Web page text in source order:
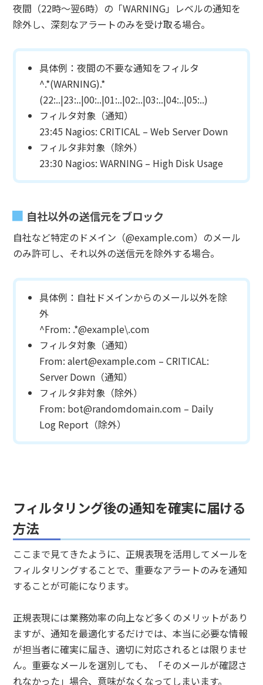
夜間（22時～翌6時）の「WARNING」レベルの通知を
除外し、深刻なアラートのみを受け取る場合。
具体例：夜間の不要な通知をフィルタ
^.*(WARNING).*
(22:..|23:..|00:..|01:..|02:..|03:..|04:..|05:..)
フィルタ対象（通知）
23:45 Nagios: CRITICAL – Web Server Down
フィルタ非対象（除外）
23:30 Nagios: WARNING – High Disk Usage
自社以外の送信元をブロック
自社など特定のドメイン（@example.com）のメール
のみ許可し、それ以外の送信元を除外する場合。
具体例：自社ドメインからのメール以外を除
外
^From: .*@example\.com
フィルタ対象（通知）
From: alert@example.com – CRITICAL:
Server Down（通知）
フィルタ非対象（除外）
From: bot@randomdomain.com – Daily
Log Report（除外）
フィルタリング後の通知を確実に届ける
方法
ここまで見てきたように、正規表現を活用してメールを
フィルタリングすることで、重要なアラートのみを通知
することが可能になります。
正規表現には業務効率の向上など多くのメリットがあり
ますが、通知を最適化するだけでは、本当に必要な情報
が担当者に確実に届き、適切に対応されるとは限りませ
ん。重要なメールを選別しても、「そのメールが確認さ
れなかった」場合、意味がなくなってしまいます。